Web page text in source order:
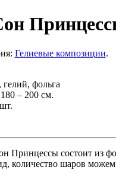
Гелиевые композиции.
гелий, фольга
– 200 см.
Принцессы состоит из
количество шаров